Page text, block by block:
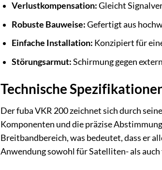
Verlustkompensation:Gleicht
Robuste Bauweise:Gefertigt aus
Einfache Installation: Konzipiert für
Störungsarmut:Schirmung gegen
Technische
Der fuba VKR 200 zeichnet sich durch
Komponenten und die präzise
Breitbandbereich, was bedeutet, dass er
Anwendung sowohl für Satelliten- als